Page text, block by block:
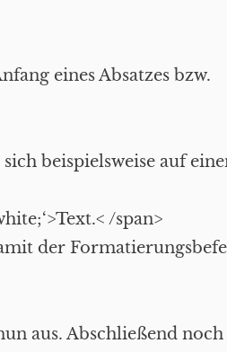
eines Absatzes bzw.
beispielsweise auf
/span>
der
aus. Abschließend